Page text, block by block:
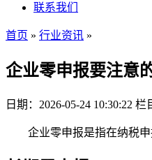
联系我们
首页 » 行业资讯 »
企业零申报要注意
日期：2026-05-24 10:30:22 栏
企业零申报是指在纳税